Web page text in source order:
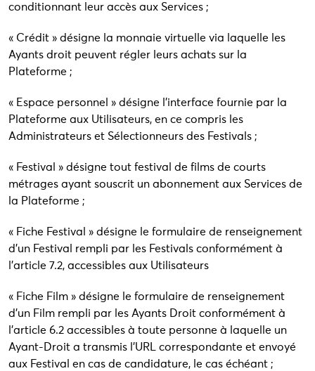
conditionnant leur accès aux Services ;
« Crédit » désigne la monnaie virtuelle via laquelle les
Ayants droit peuvent régler leurs achats sur la
Plateforme ;
« Espace personnel » désigne l’interface fournie par la
Plateforme aux Utilisateurs, en ce compris les
Administrateurs et Sélectionneurs des Festivals ;
« Festival » désigne tout festival de films de courts
métrages ayant souscrit un abonnement aux Services de
la Plateforme ;
« Fiche Festival » désigne le formulaire de renseignement
d’un Festival rempli par les Festivals conformément à
l’article 7.2, accessibles aux Utilisateurs
« Fiche Film » désigne le formulaire de renseignement
d’un Film rempli par les Ayants Droit conformément à
l’article 6.2 accessibles à toute personne à laquelle un
Ayant-Droit a transmis l’URL correspondante et envoyé
aux Festival en cas de candidature, le cas échéant ;